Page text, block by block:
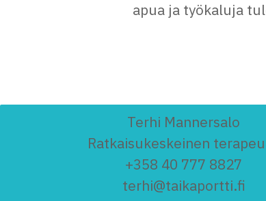
apua ja työkaluja
Terhi Mannersalo
Ratkaisukeskeinen
+358 40 777 8827
terhi@taikaportti.fi